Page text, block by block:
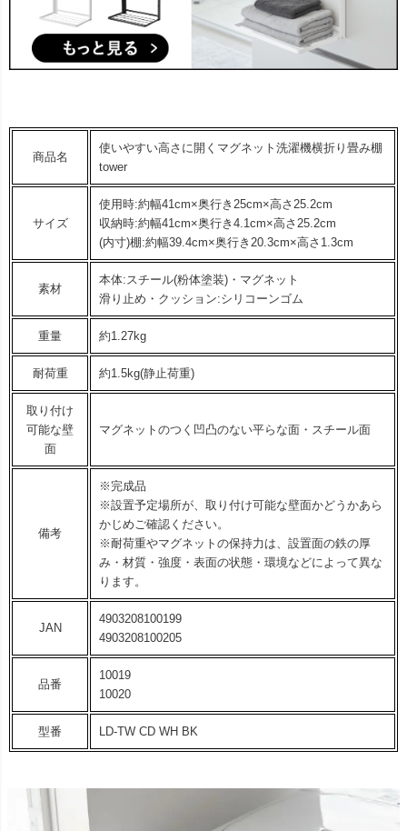
商品名
使いやすい高さに開くマグネット洗濯機横折り畳み棚
tower
サイズ
使用時:約幅41cm×奥行き25cm×高さ25.2cm
収納時:約幅41cm×奥行き4.1cm×高さ25.2cm
(内寸)棚:約幅39.4cm×奥行き20.3cm×高さ1.3cm
素材
本体:スチール(粉体塗装)・マグネット
滑り止め・クッション:シリコーンゴム
重量 約1.27kg
耐荷重 約1.5kg(静止荷重)
取り付け
可能な壁
面
マグネットのつく凹凸のない平らな面・スチール面
備考
※完成品
※設置予定場所が、取り付け可能な壁面かどうかあら
かじめご確認ください。
※耐荷重やマグネットの保持力は、設置面の鉄の厚
み・材質・強度・表面の状態・環境などによって異な
ります。
JAN
4903208100199
4903208100205
品番
10019
10020
型番 LD-TW CD WH BK